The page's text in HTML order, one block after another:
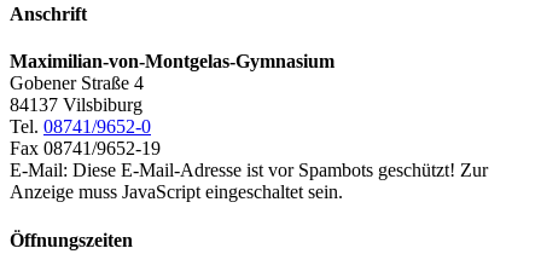
Anschrift
Maximilian-von-Montgelas-Gymnasium
Gobener Straße 4
84137 Vilsbiburg
Tel. 08741/9652-0
Fax 08741/9652-19
E-Mail: Diese E-Mail-Adresse ist vor Spambots geschützt! Zur
Anzeige muss JavaScript eingeschaltet sein.
Öffnungszeiten